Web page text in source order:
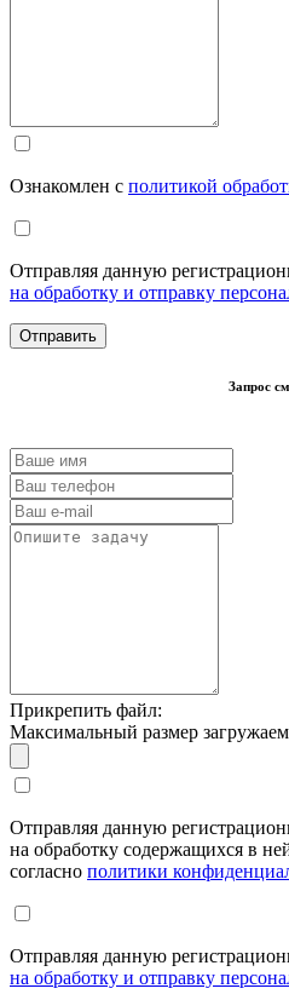
Ознакомлен с политикой
Отправляя данную
на обработку и отправку
Запрос
Прикрепить файл:
Максимальный размер
Отправляя данную
на обработку содержащихся в
согласно политики
Отправляя данную
на обработку и отправку